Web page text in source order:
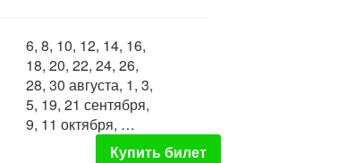
6, 8, 10, 12, 14, 16,
18, 20, 22, 24, 26,
28, 30 августа, 1, 3,
5, 19, 21 сентября,
9, 11 октября, …
Купить билет